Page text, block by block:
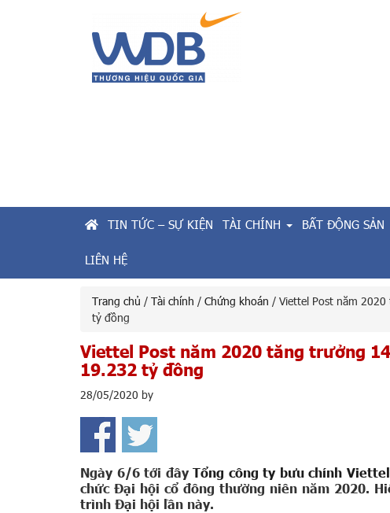
TIN TỨC – SỰ KIỆN TÀI CHÍNH BẤT ĐỘNG SẢN
LIÊN HỆ
Trang chủ / Tài chính / Chứng khoán / Viettel Post năm
tỷ đồng
Viettel Post năm 2020 tăng trưởng
19.232 tỷ đồng
28/05/2020 by
Ngày 6/6 tới đâyTổng công ty bưu chính Viettel
chức Đại hội cổ đông thường niên năm 2020.
trình Đại hội lần này.